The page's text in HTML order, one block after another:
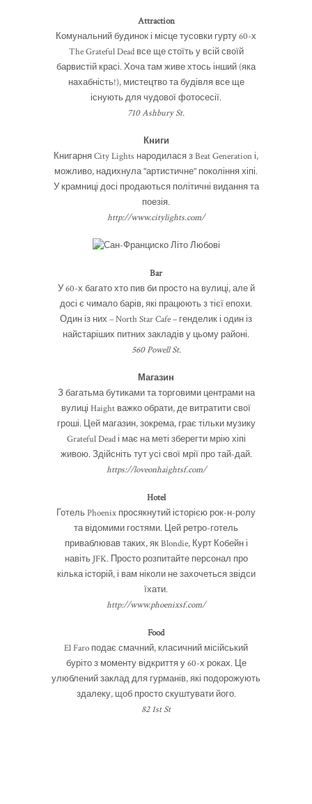
Attraction
Комунальний будинок і місце тусовки гурту 60-х
The Grateful Dead все ще стоїть у всій своїй
барвистій красі. Хоча там живе хтось інший (яка
нахабність!), мистецтво та будівля все ще
існують для чудової фотосесії.
710 Ashbury St.
Книги
Книгарня City Lights народилася з Beat Generation і,
можливо, надихнула "артистичне" покоління хіпі.
У крамниці досі продаються політичні видання та
поезія.
http://www.citylights.com/
Bar
У 60-х багато хто пив би просто на вулиці, але й
досі є чимало барів, які працюють з тієї епохи.
Один із них – North Star Cafe – генделик і один із
найстаріших питних закладів у цьому районі.
560 Powell St.
Магазин
З багатьма бутиками та торговими центрами на
вулиці Haight важко обрати, де витратити свої
гроші. Цей магазин, зокрема, грає тільки музику
Grateful Dead і має на меті зберегти мрію хіпі
живою. Здійсніть тут усі свої мрії про тай-дай.
https://loveonhaightsf.com/
Hotel
Готель Phoenix просякнутий історією рок-н-ролу
та відомими гостями. Цей ретро-готель
приваблював таких, як Blondie, Курт Кобейн і
навіть JFK. Просто розпитайте персонал про
кілька історій, і вам ніколи не захочеться звідси
їхати.
http://www.phoenixsf.com/
Food
El Faro подає смачний, класичний місійський
буріто з моменту відкриття у 60-х роках. Це
улюблений заклад для гурманів, які подорожують
здалеку, щоб просто скуштувати його.
82 1st St